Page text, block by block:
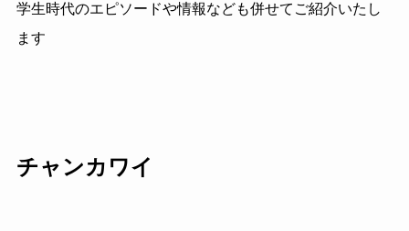
学生時代のエピソードや情報なども併せてご紹介いたし
ます
チャンカワイ